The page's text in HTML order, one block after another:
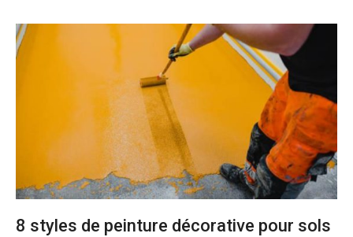
8 styles de peinture décorative pour sols